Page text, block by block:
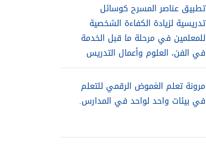
تطبيق عناصر المسرح كوسائل
تدريسية لزيادة الكفاءة الشخصية
للمعلمين في مرحلة ما قبل الخدمة
في الفن، العلوم وأعمال التدريس
مرونة تعلم الغموض الرقمي للتعلم
في بيئات واحد لواحد في المدارس.